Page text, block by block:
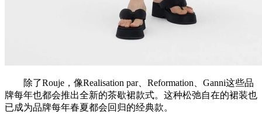
除了Rouje，像Realisation par、Reformation、Ganni这些品
牌每年也都会推出全新的茶歇裙款式。这种松弛自在的裙装也
已成为品牌每年春夏都会回归的经典款。